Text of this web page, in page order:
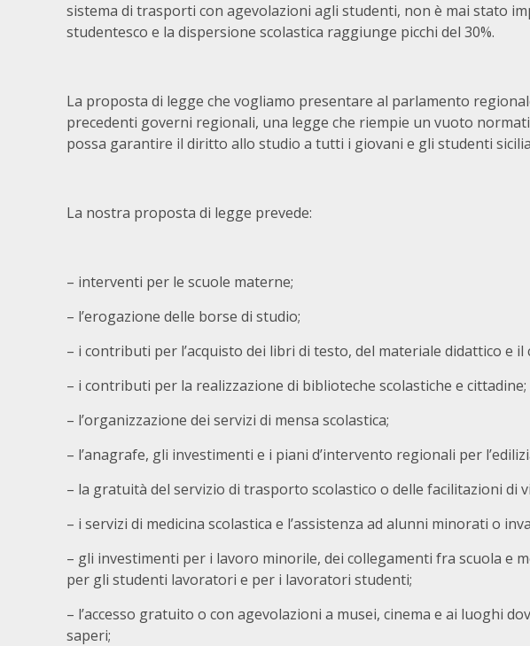
sistema di trasporti con agevolazioni agli studenti, non è mai stato
studentesco e la dispersione scolastica raggiunge picchi del 30%.
La proposta di legge che vogliamo presentare al parlamento
precedenti governi regionali, una legge che riempie un vuoto
possa garantire il diritto allo studio a tutti i giovani e gli studenti
La nostra proposta di legge prevede:
– interventi per le scuole materne;
– l’erogazione delle borse di studio;
– i contributi per l’acquisto dei libri di testo, del materiale didattico e il
– i contributi per la realizzazione di biblioteche scolastiche e cittadine;
– l’organizzazione dei servizi di mensa scolastica;
– l’anagrafe, gli investimenti e i piani d’intervento regionali per
– la gratuità del servizio di trasporto scolastico o delle facilitazioni di
– i servizi di medicina scolastica e l’assistenza ad alunni minorati o
– gli investimenti per i lavoro minorile, dei collegamenti fra scuola e
per gli studenti lavoratori e per i lavoratori studenti;
– l’accesso gratuito o con agevolazioni a musei, cinema e ai luoghi
saperi;